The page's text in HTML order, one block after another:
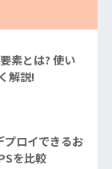
素とは? 使い
解説!
プロイできるお
を比較